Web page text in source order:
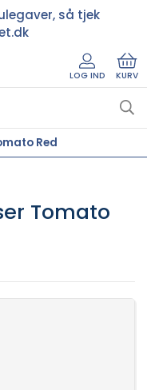
så tjek
LOG IND KURV
Red
Tomato